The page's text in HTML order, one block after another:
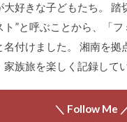
大好きな子どもたち。 踏
ト”と呼ぶことから、「
名付けました。 湘南を拠
家族旅を楽しく記録して
＼ Follow Me